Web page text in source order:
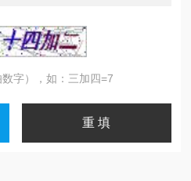
字），如：三加四=7